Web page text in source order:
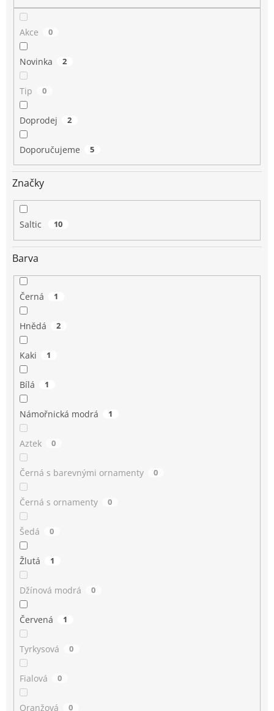
Akce 0
Novinka 2
Tip 0
Doprodej 2
Doporučujeme 5
Značky
Saltic 10
Barva
Černá 1
Hnědá 2
Kaki 1
Bílá 1
Námořnická modrá 1
Aztek 0
Černá s barevnými ornamenty 0
Černá s ornamenty 0
Šedá 0
Žlutá 1
Džínová modrá 0
Červená 1
Tyrkysová 0
Fialová 0
Oranžová 0